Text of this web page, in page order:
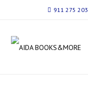
911 275 203